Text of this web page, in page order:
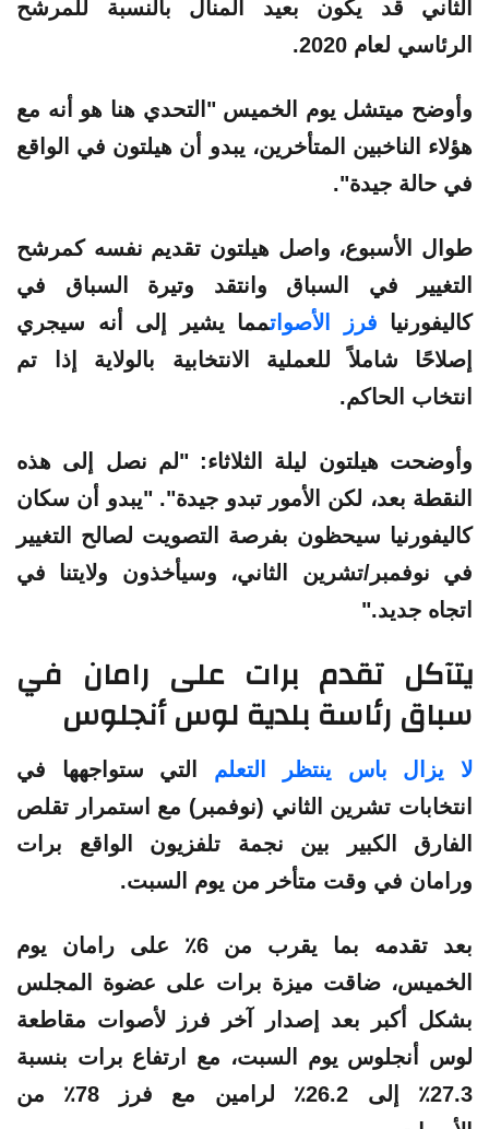
الثاني قد يكون بعيد المنال بالنسبة للمرشح
الرئاسي لعام 2020.
وأوضح ميتشل يوم الخميس "التحدي هنا هو أنه مع
هؤلاء الناخبين المتأخرين، يبدو أن هيلتون في الواقع
في حالة جيدة".
طوال الأسبوع، واصل هيلتون تقديم نفسه كمرشح
التغيير في السباق وانتقد وتيرة السباق في
كاليفورنيا فرز الأصواتمما يشير إلى أنه سيجري
إصلاحًا شاملاً للعملية الانتخابية بالولاية إذا تم
انتخاب الحاكم.
وأوضحت هيلتون ليلة الثلاثاء: "لم نصل إلى هذه
النقطة بعد، لكن الأمور تبدو جيدة". "يبدو أن سكان
كاليفورنيا سيحظون بفرصة التصويت لصالح التغيير
في نوفمبر/تشرين الثاني، وسيأخذون ولايتنا في
اتجاه جديد."
يتآكل تقدم برات على رامان في
سباق رئاسة بلدية لوس أنجلوس
لا يزال باس ينتظر التعلم التي ستواجهها في
انتخابات تشرين الثاني (نوفمبر) مع استمرار تقلص
الفارق الكبير بين نجمة تلفزيون الواقع برات
ورامان في وقت متأخر من يوم السبت.
بعد تقدمه بما يقرب من 6٪ على رامان يوم
الخميس، ضاقت ميزة برات على عضوة المجلس
بشكل أكبر بعد إصدار آخر فرز لأصوات مقاطعة
لوس أنجلوس يوم السبت، مع ارتفاع برات بنسبة
27.3٪ إلى 26.2٪ لرامين مع فرز 78٪ من